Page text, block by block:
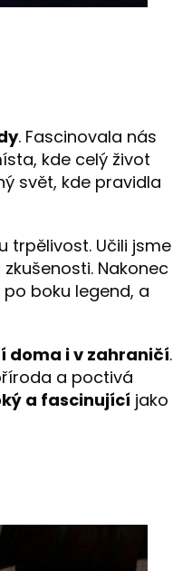
. Fascinovala nás
kde celý život
svět, kde pravidla
trpělivost. Učili jsme
Nakonec
boku legend, a
doma i v zahraničí.
a poctivá
a fascinující jako